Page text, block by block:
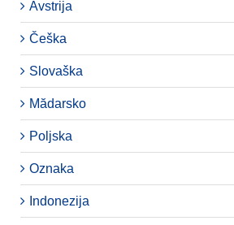
Avstrija
Češka
Slovaška
Mădarsko
Poljska
Oznaka
Indonezija